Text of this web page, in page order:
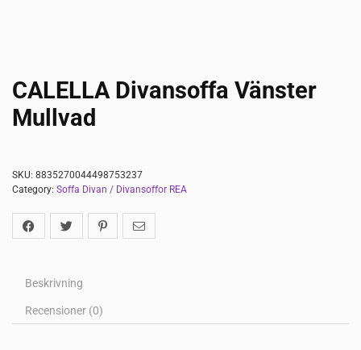
CALELLA Divansoffa Vänster
Mullvad
SKU: 8835270044498753237
Category: Soffa Divan / Divansoffor REA
Beskrivning
Recensioner (0)